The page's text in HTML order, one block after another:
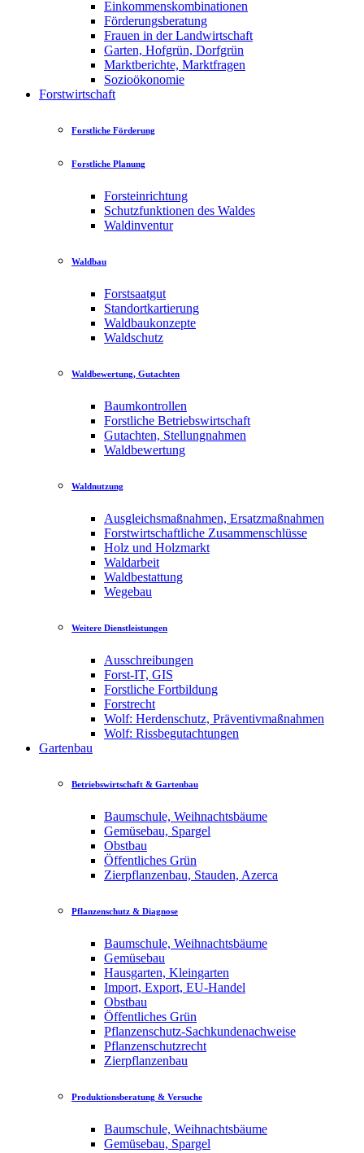
Einkommenskombinationen
Förderungsberatung
Frauen in der Landwirtschaft
Garten, Hofgrün, Dorfgrün
Marktberichte, Marktfragen
Sozioökonomie
Forstwirtschaft
Forstliche Förderung
Forstliche Planung
Forsteinrichtung
Schutzfunktionen des Waldes
Waldinventur
Waldbau
Forstsaatgut
Standortkartierung
Waldbaukonzepte
Waldschutz
Waldbewertung, Gutachten
Baumkontrollen
Forstliche Betriebswirtschaft
Gutachten, Stellungnahmen
Waldbewertung
Waldnutzung
Ausgleichsmaßnahmen, Ersatzmaßnahmen
Forstwirtschaftliche Zusammenschlüsse
Holz und Holzmarkt
Waldarbeit
Waldbestattung
Wegebau
Weitere Dienstleistungen
Ausschreibungen
Forst-IT, GIS
Forstliche Fortbildung
Forstrecht
Wolf: Herdenschutz, Präventivmaßnahmen
Wolf: Rissbegutachtungen
Gartenbau
Betriebswirtschaft & Gartenbau
Baumschule, Weihnachtsbäume
Gemüsebau, Spargel
Obstbau
Öffentliches Grün
Zierpflanzenbau, Stauden, Azerca
Pflanzenschutz & Diagnose
Baumschule, Weihnachtsbäume
Gemüsebau
Hausgarten, Kleingarten
Import, Export, EU-Handel
Obstbau
Öffentliches Grün
Pflanzenschutz-Sachkundenachweise
Pflanzenschutzrecht
Zierpflanzenbau
Produktionsberatung & Versuche
Baumschule, Weihnachtsbäume
Gemüsebau, Spargel